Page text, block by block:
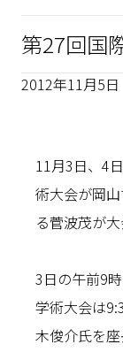
第27回国
2012年11月5日
11月3日、4
術大会が岡
る菅波茂が大
3日の午前9
学術大会は
木俊介氏を